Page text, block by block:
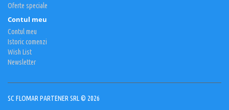
Oferte speciale
Contul meu
Contul meu
Istoric comenzi
Wish List
Newsletter
SC FLOMAR PARTENER SRL © 2026